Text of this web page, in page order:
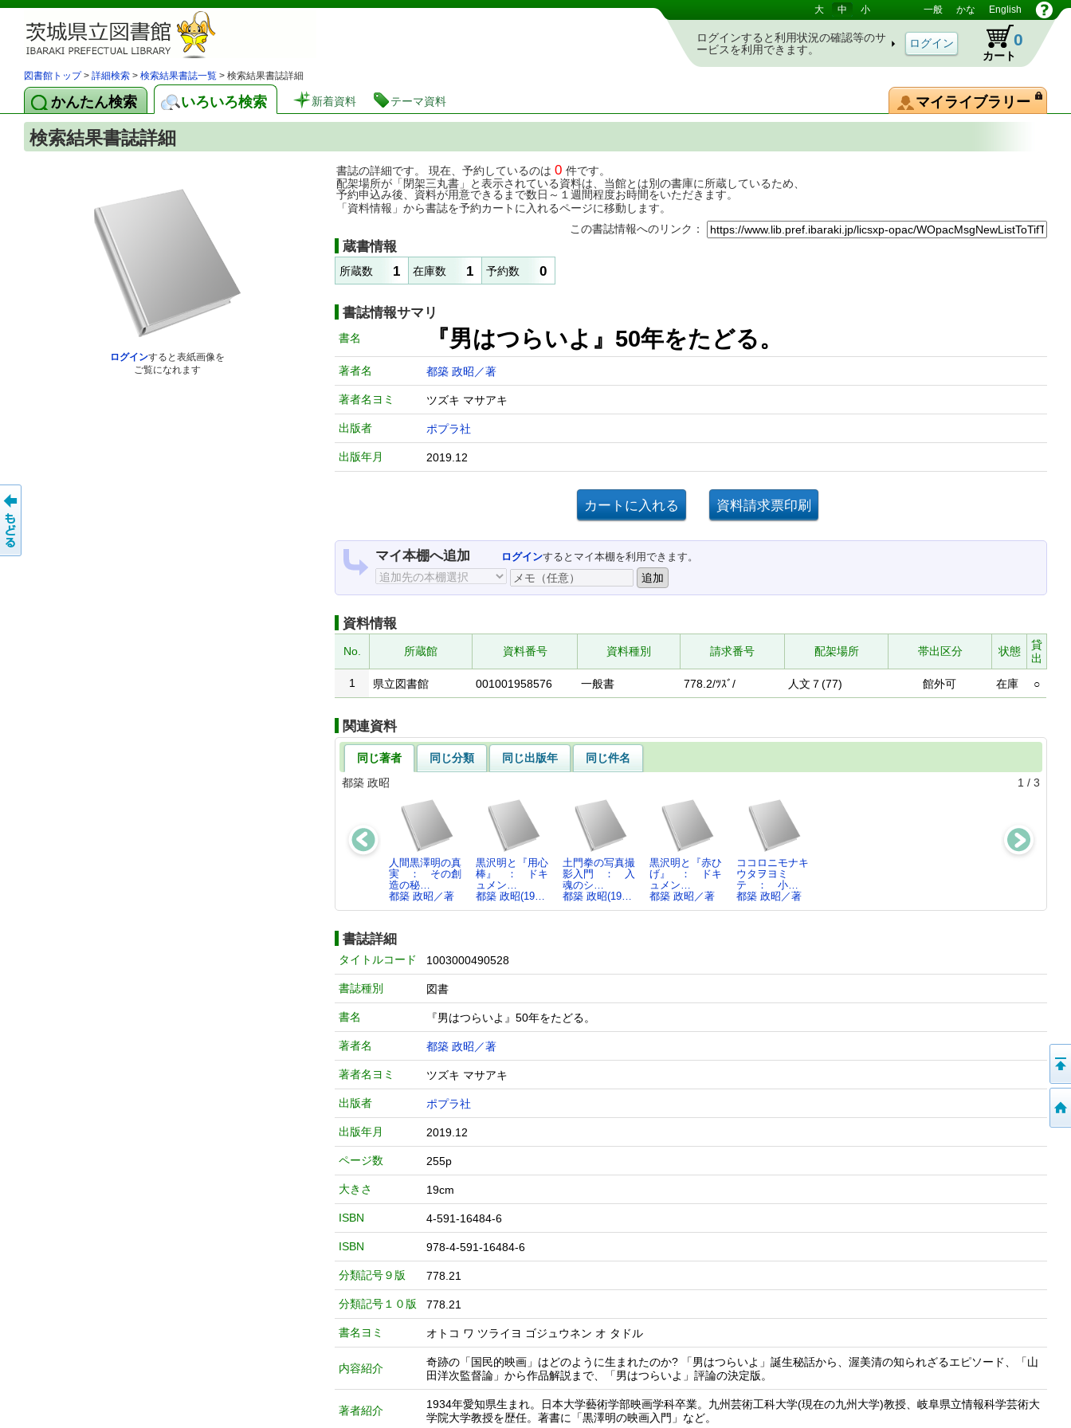
茨城県立図書館 蔵書検索・予約システム 大 中 小 一般 かな English
ログインすると利用状況の確認等のサ
ービスを利用できます。
カート
0
図書館トップ> 詳細検索 > 検索結果書誌一覧 > 検索結果書誌詳細
かんたん検索 いろいろ検索 新着資料 テーマ資料 マイライブラリー
検索結果書誌詳細
ログインすると表紙画像を
ご覧になれます
書誌の詳細です。 現在、予約しているのは 0 件です。
配架場所が「閉架三丸書」と表示されている資料は、当館とは別の書庫に所蔵しているため、
予約申込み後、資料が用意できるまで数日～１週間程度お時間をいただきます。
「資料情報」から書誌を予約カートに入れるページに移動します。
この書誌情報へのリンク：
蔵書情報
所蔵数 1 在庫数 1 予約数 0
書誌情報サマリ
書名 『男はつらいよ』50年をたどる。
著者名 都築 政昭／著
著者名ヨミ ツズキ マサアキ
出版者 ポプラ社
出版年月 2019.12
マイ本棚へ追加 ログインするとマイ本棚を利用できます。
資料情報
No. 所蔵館 資料番号 資料種別 請求番号 配架場所 帯出区分 状態
貸
出
1
県立図書館 001001958576 一般書 778.2/ﾂｽﾞ/ 人文７(77) 館外可 在庫 ○
関連資料
同じ著者 同じ分類 同じ出版年
同じ件名
都築 政昭
1 / 3
人間黒澤明の真
実 ： その創
造の秘…
都築 政昭／著
黒沢明と『用心
棒』 ： ドキ
ュメン…
都築 政昭(19…
土門拳の写真撮
影入門 ： 入
魂のシ…
都築 政昭(19…
黒沢明と『赤ひ
げ』 ： ドキ
ュメン…
都築 政昭／著
ココロニモナキ
ウタヲヨミ
テ ： 小…
都築 政昭／著
書誌詳細
タイトルコード 1003000490528
書誌種別 図書
書名 『男はつらいよ』50年をたどる。
著者名 都築 政昭／著
著者名ヨミ ツズキ マサアキ
出版者 ポプラ社
出版年月 2019.12
ページ数 255p
大きさ 19cm
ISBN 4-591-16484-6
ISBN 978-4-591-16484-6
分類記号９版 778.21
分類記号１０版 778.21
書名ヨミ オトコ ワ ツライヨ ゴジュウネン オ タドル
内容紹介
奇跡の「国民的映画」はどのように生まれたのか? 「男はつらいよ」誕生秘話から、渥美清の知られざるエピソード、「山
田洋次監督論」から作品解説まで、「男はつらいよ」評論の決定版。
著者紹介
1934年愛知県生まれ。日本大学藝術学部映画学科卒業。九州芸術工科大学(現在の九州大学)教授、岐阜県立情報科学芸術大
学院大学教授を歴任。著書に「黒澤明の映画入門」など。